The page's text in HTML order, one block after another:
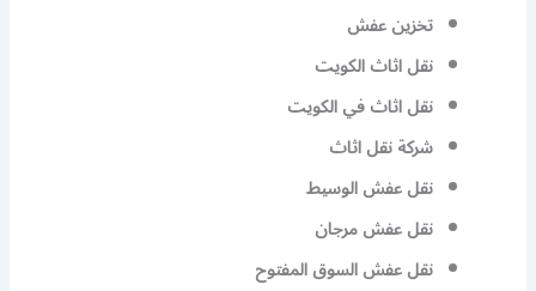
تخزين عفش
نقل اثاث الكويت
نقل اثاث في الكويت
شركة نقل اثاث
نقل عفش الوسيط
نقل عفش مرجان
نقل عفش السوق المفتوح